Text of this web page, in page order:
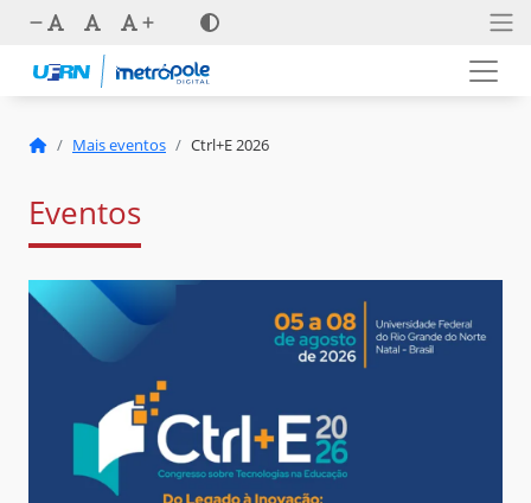
Mais eventos Ctrl+E 2026
Eventos